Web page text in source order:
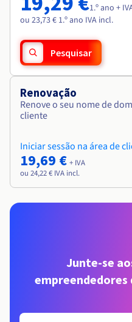
1.º ano +
ou 23,73 € 1.º ano IVA incl.
Pesquisar
Renovação
Renove o seu nome de
cliente
Iniciar sessão na área de
19,69 € + IVA
ou 24,22 € IVA incl.
Junte-se
empreendedores